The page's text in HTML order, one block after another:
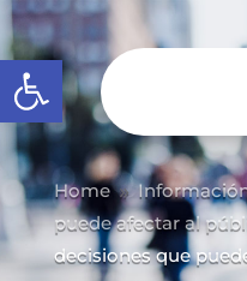
Abrir barra de
Home 9
puede afectar al
decisiones que